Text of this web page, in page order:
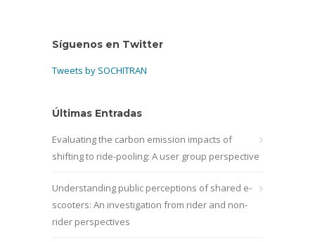
Síguenos en Twitter
Tweets by SOCHITRAN
Últimas Entradas
Evaluating the carbon emission impacts of
shifting to ride-pooling: A user group perspective
Understanding public perceptions of shared e-
scooters: An investigation from rider and non-
rider perspectives